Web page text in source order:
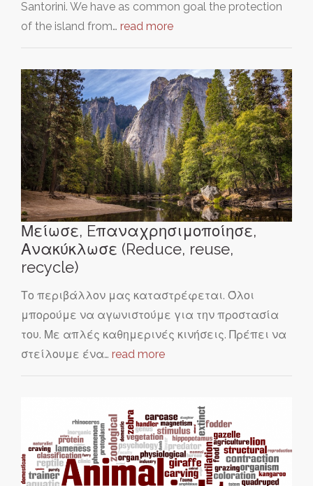
Santorini. We have as common goal the protection
of the island from… read more
Μείωσε, Eπαναχρησιμοποίησε,
Ανακύκλωσε (Reduce, reuse,
recycle)
Το περιβάλλον μας καταστρέφεται. Όλοι
μπορούμε να αγωνιστούμε για την προστασία
του. Με απλές καθημερινές κινήσεις. Πρέπει να
στείλουμε ένα… read more